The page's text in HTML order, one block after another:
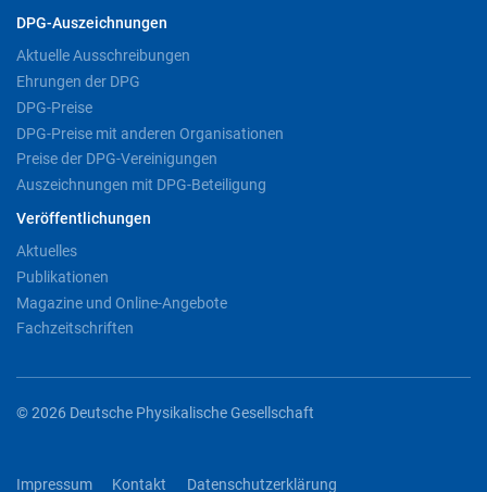
DPG-Auszeichnungen
Aktuelle Ausschreibungen
Ehrungen der DPG
DPG-Preise
DPG-Preise mit anderen Organisationen
Preise der DPG-Vereinigungen
Auszeichnungen mit DPG-Beteiligung
Veröffentlichungen
Aktuelles
Publikationen
Magazine und Online-Angebote
Fachzeitschriften
© 2026 Deutsche Physikalische Gesellschaft
Impressum Kontakt Datenschutzerklärung